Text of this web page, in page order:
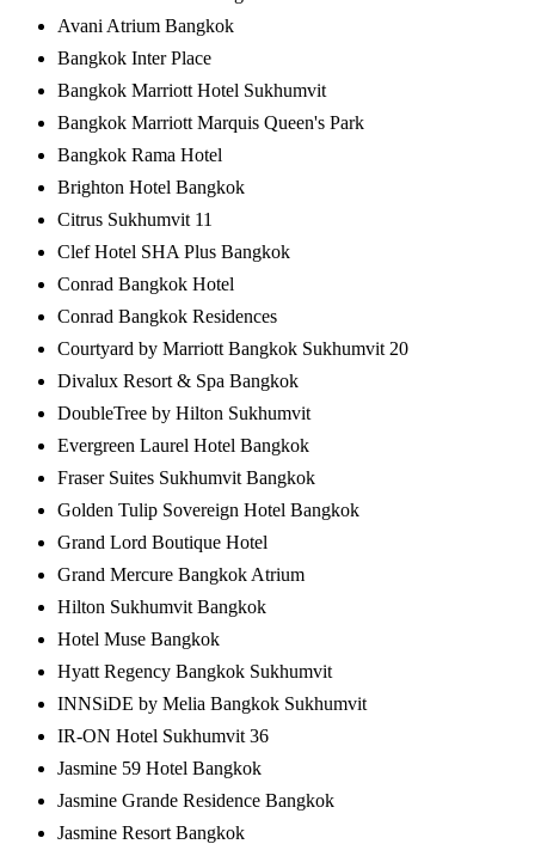
Avani Atrium Bangkok
Bangkok Inter Place
Bangkok Marriott Hotel Sukhumvit
Bangkok Marriott Marquis Queen's Park
Bangkok Rama Hotel
Brighton Hotel Bangkok
Citrus Sukhumvit 11
Clef Hotel SHA Plus Bangkok
Conrad Bangkok Hotel
Conrad Bangkok Residences
Courtyard by Marriott Bangkok Sukhumvit 20
Divalux Resort & Spa Bangkok
DoubleTree by Hilton Sukhumvit
Evergreen Laurel Hotel Bangkok
Fraser Suites Sukhumvit Bangkok
Golden Tulip Sovereign Hotel Bangkok
Grand Lord Boutique Hotel
Grand Mercure Bangkok Atrium
Hilton Sukhumvit Bangkok
Hotel Muse Bangkok
Hyatt Regency Bangkok Sukhumvit
INNSiDE by Melia Bangkok Sukhumvit
IR-ON Hotel Sukhumvit 36
Jasmine 59 Hotel Bangkok
Jasmine Grande Residence Bangkok
Jasmine Resort Bangkok